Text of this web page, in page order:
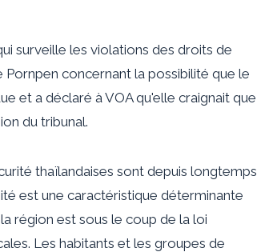
surveille les violations des droits de
concernant la possibilité que le
et a déclaré à VOA qu'elle craignait que
du tribunal.
thaïlandaises sont depuis longtemps
est une caractéristique déterminante
région est sous le coup de la loi
Les habitants et les groupes de